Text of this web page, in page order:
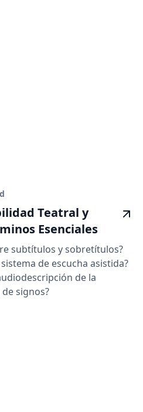
Teatral y
Esenciales
subtítulos y sobretítulos?
de escucha asistida?
de la
signos?